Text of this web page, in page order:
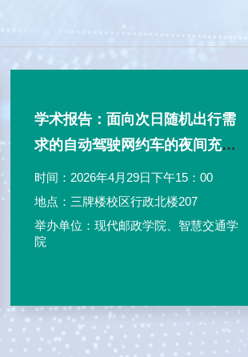
学术报告：面向次日随机出行需
求的自动驾驶网约车的夜间充电
租赁和调度优化
时间：2026年4月29日下午15：00
地点：三牌楼校区行政北楼207
举办单位：现代邮政学院、智慧交通学
院